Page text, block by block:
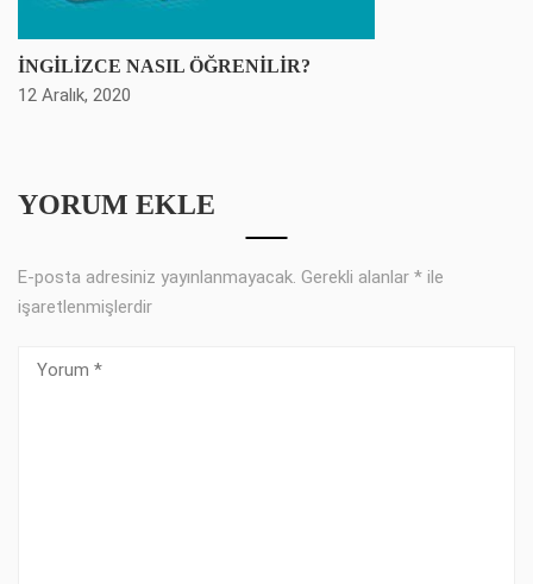
İNGİLİZCE NASIL ÖĞRENİLİR?
12 Aralık, 2020
YORUM EKLE
E-posta adresiniz yayınlanmayacak. Gerekli alanlar * ile
işaretlenmişlerdir